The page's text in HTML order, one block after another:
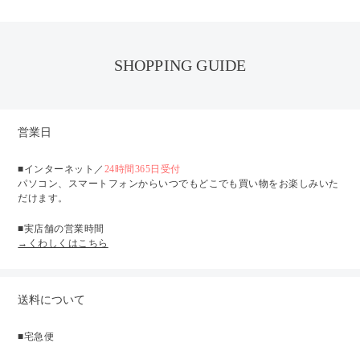
SHOPPING GUIDE
営業日
■インターネット／ 24時間365日受付
パソコン、スマートフォンからいつでもどこでも買い物をお楽しみいた
だけます。
■実店舗の営業時間
→くわしくはこちら
送料について
■宅急便